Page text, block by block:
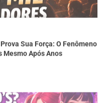
Sua Força: O Fenômeno
Após Anos